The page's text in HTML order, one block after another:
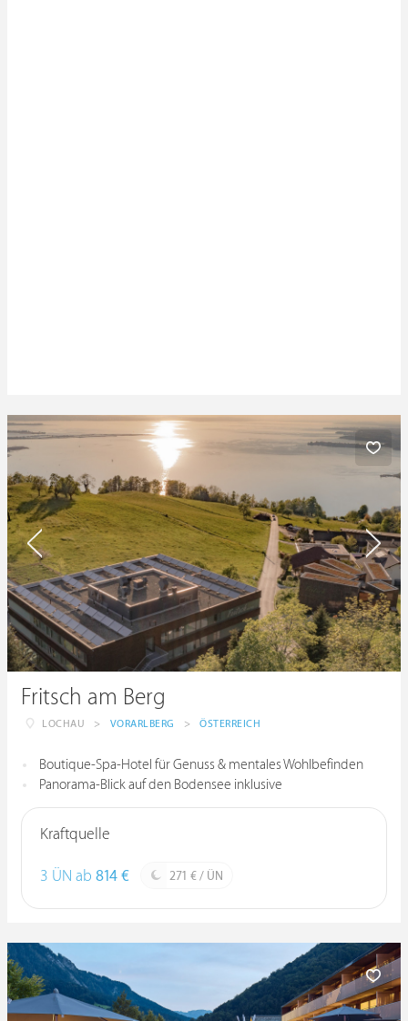
Fritsch am Berg
LOCHAU > VORARLBERG > ÖSTERREICH
Boutique-Spa-Hotel für Genuss & mentales Wohlbefinden
Panorama-Blick auf den Bodensee inklusive
Kraftquelle
3 ÜN ab 814 € 271 € / ÜN